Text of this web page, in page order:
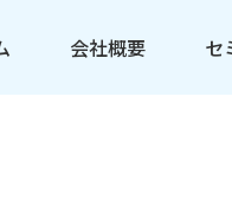
会社概要 セ